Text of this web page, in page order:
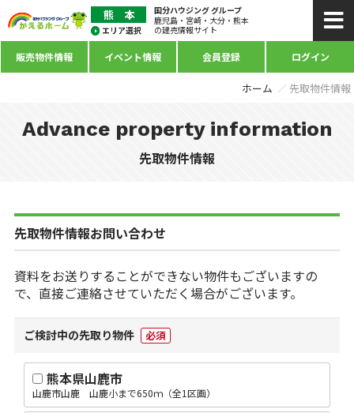
国分ハウジング グループ
鹿児島・宮崎・大分・熊本
の建売情報サイト
販売物件情報 イベント情報 会員登録 ログイン
ホーム 先取物件情報
Advance property information
先取物件情報
先取物件情報お問い合わせ
資料をお送りすることができない物件もございますの
で、直接ご連絡させていただく場合がございます。
ご検討中の先取り物件 必須
熊本県山鹿市
山鹿市山鹿 山鹿小まで650ｍ（全1区画）